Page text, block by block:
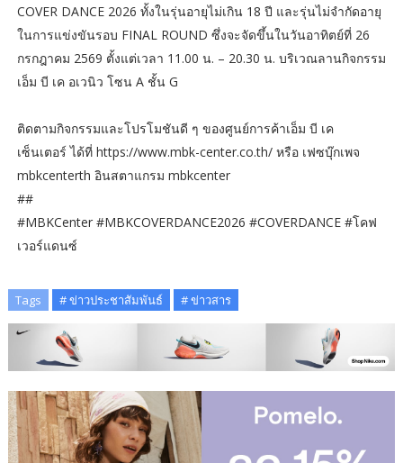
COVER DANCE 2026 ทั้งในรุ่นอายุไม่เกิน 18 ปี และรุ่นไม่จำกัดอายุ
ในการแข่งขันรอบ FINAL ROUND ซึ่งจะจัดขึ้นในวันอาทิตย์ที่ 26
กรกฎาคม 2569 ตั้งแต่เวลา 11.00 น. – 20.30 น. บริเวณลานกิจกรรม
เอ็ม บี เค อเวนิว โซน A ชั้น G
ติดตามกิจกรรมและโปรโมชันดี ๆ ของศูนย์การค้าเอ็ม บี เค
เซ็นเตอร์ ได้ที่ https://www.mbk-center.co.th/ หรือ เฟซบุ๊กเพจ
mbkcenterth อินสตาแกรม mbkcenter
##
#MBKCenter #MBKCOVERDANCE2026 #COVERDANCE #โคฟ
เวอร์แดนซ์
Tags # ข่าวประชาสัมพันธ์ # ข่าวสาร